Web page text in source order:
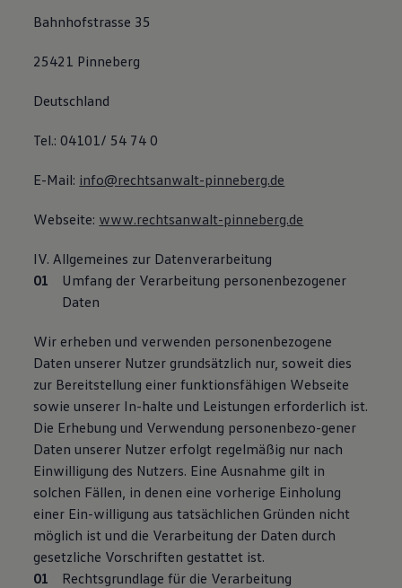
Bahnhofstrasse 35
25421 Pinneberg
Deutschland
Tel.: 04101/ 54 74 0
E-Mail: info@rechtsanwalt-pinneberg.de
Webseite: www.rechtsanwalt-pinneberg.de
IV. Allgemeines zur Datenverarbeitung
Umfang der Verarbeitung personenbezogener
Daten
Wir erheben und verwenden personenbezogene
Daten unserer Nutzer grundsätzlich nur, soweit dies
zur Bereitstellung einer funktionsfähigen Webseite
sowie unserer In-halte und Leistungen erforderlich ist.
Die Erhebung und Verwendung personenbezo-gener
Daten unserer Nutzer erfolgt regelmäßig nur nach
Einwilligung des Nutzers. Eine Ausnahme gilt in
solchen Fällen, in denen eine vorherige Einholung
einer Ein-willigung aus tatsächlichen Gründen nicht
möglich ist und die Verarbeitung der Daten durch
gesetzliche Vorschriften gestattet ist.
Rechtsgrundlage für die Verarbeitung